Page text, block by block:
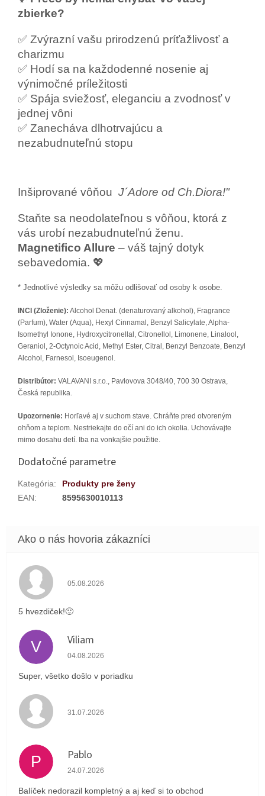
zbierke?
✅ Zvýrazní vašu prirodzenú príťažlivosť a
charizmu
✅ Hodí sa na každodenné nosenie aj
výnimočné príležitosti
✅ Spája sviežosť, eleganciu a zvodnosť v
jednej vôni
✅ Zanecháva dlhotrvajúcu a
nezabudnuteľnú stopu
Inšiprované vôňou J´Adore od Ch.Diora!"
Staňte sa neodolateľnou s vôňou, ktorá z
vás urobí nezabudnuteľnú ženu.
Magnetifico Allure – váš tajný dotyk
sebavedomia. 💖
* Jednotlivé výsledky sa môžu odlišovať od osoby k osobe.
INCI (Zloženie): Alcohol Denat. (denaturovaný alkohol), Fragrance
(Parfum), Water (Aqua), Hexyl Cinnamal, Benzyl Salicylate, Alpha-
Isomethyl Ionone, Hydroxycitronellal, Citronellol, Limonene, Linalool,
Geraniol, 2-Octynoic Acid, Methyl Ester, Citral, Benzyl Benzoate, Benzyl
Alcohol, Farnesol, Isoeugenol.
Distribútor: VALAVANI s.r.o., Pavlovova 3048/40, 700 30 Ostrava,
Česká republika.
Upozornenie: Horľavé aj v suchom stave. Chráňte pred otvoreným
ohňom a teplom. Nestriekajte do očí ani do ich okolia. Uchovávajte
mimo dosahu detí. Iba na vonkajšie použitie.
Dodatočné parametre
Kategória:
Produkty pre ženy
EAN: 8595630010113
Hodnotenie obchodu je 5 z 5 hviezdičiek.
05.08.2026
5 hvezdiček!🙂
V Viliam
Hodnotenie obchodu je 5 z 5 hviezdičiek.
04.08.2026
Super, všetko došlo v poriadku
Hodnotenie obchodu je 4 z 5 hviezdičiek.
31.07.2026
P Pablo
Hodnotenie obchodu je 1 z 5 hviezdičiek.
24.07.2026
Balíček nedorazil kompletný a aj keď si to obchod